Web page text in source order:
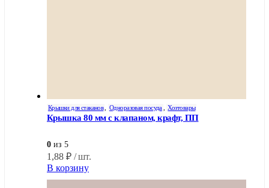
Крышки для стаканов Одноразовая посуда Хозтовары
Крышка 80 мм с клапаном, крафт, ПП
0 из 5
1,88 ₽ / шт.
В корзину